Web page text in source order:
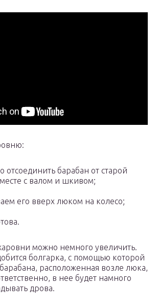
отсоединить барабан от старой
с валом и шкивом;
его вверх люком на колесо;
можно немного увеличить.
болгарка, с помощью которой
расположенная возле люка,
в нее будет намного
дрова.